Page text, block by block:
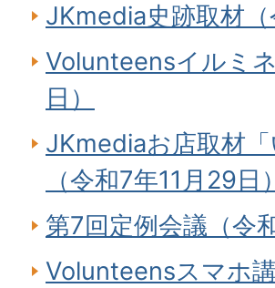
JKmedia史跡取材
Volunteensイルミ
日）
JKmediaお店取材
（令和7年11月29日）
第7回定例会議（令
Volunteensスマホ